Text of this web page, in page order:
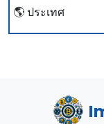
🌎 ประเทศ